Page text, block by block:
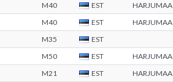
M40 EST
HARJUMAA
M40 EST HARJUMAA
M35 EST
M50 EST HARJUMAA
M21 EST HARJUMAA